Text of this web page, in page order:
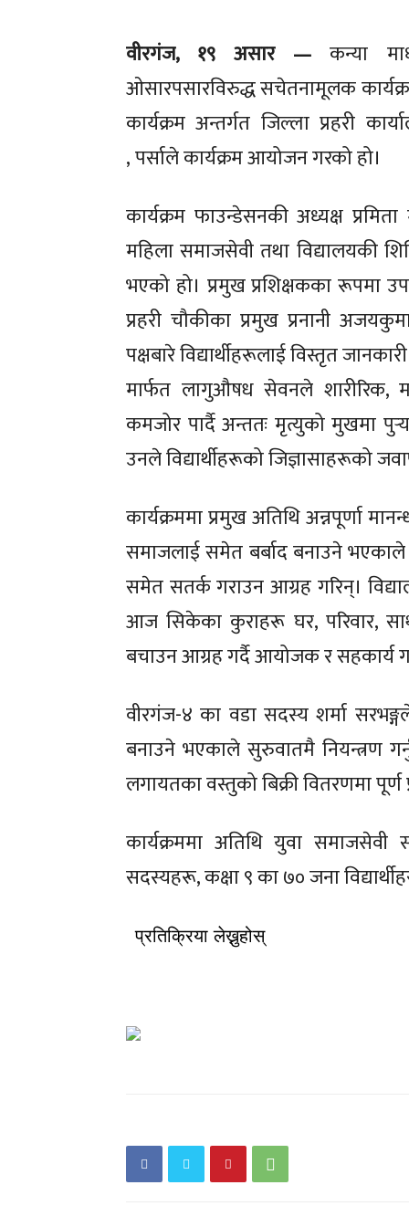
शिक्षा
मुख्य
फिचर
प्रवास
प्रतिक्रिया
प्रतिक्रिया
शिक्षा
मुख्य
फिचर
प्रवास
प्रतिक्रिया
प्रतिक्रिया
वीरगंज, १९ असार — कन्या
ओसारपसारविरुद्ध सचेतनामूलक
कार्यक्रम अन्तर्गत जिल्ला प्रहरी
,पर्साले​कार्यक्रम आयोजन गरको हो।
कार्यक्रम फाउन्डेसनकी अध्यक्ष
महिला समाजसेवी तथा विद्यालयकी
भएको हो। प्रमुख प्रशिक्षकका रूपमा
प्रहरी चौकीका प्रमुख प्रनानी
पक्षबारे विद्यार्थीहरूलाई विस्तृत
मार्फत लागुऔषध सेवनले शारीरिक,
कमजोर पार्दै अन्ततः मृत्युको मुखमा
उनले विद्यार्थीहरूको जिज्ञासाहरूको
कार्यक्रममा प्रमुख अतिथि अन्नपूर्णा
समाजलाई समेत बर्बाद बनाउने
समेत सतर्क गराउन आग्रह गरिन्।
आज सिकेका कुराहरू घर, परिवार,
बचाउन आग्रह गर्दै आयोजक र सहकार्य
वीरगंज-४ का वडा सदस्य शर्मा
बनाउने भएकाले सुरुवातमै नियन्त्रण
लगायतका वस्तुको बिक्री वितरणमा
कार्यक्रममा अतिथि युवा समाजसेवी
सदस्यहरू, कक्षा ९ का ७० जना
प्रतिक्रिया लेख्नुहोस्